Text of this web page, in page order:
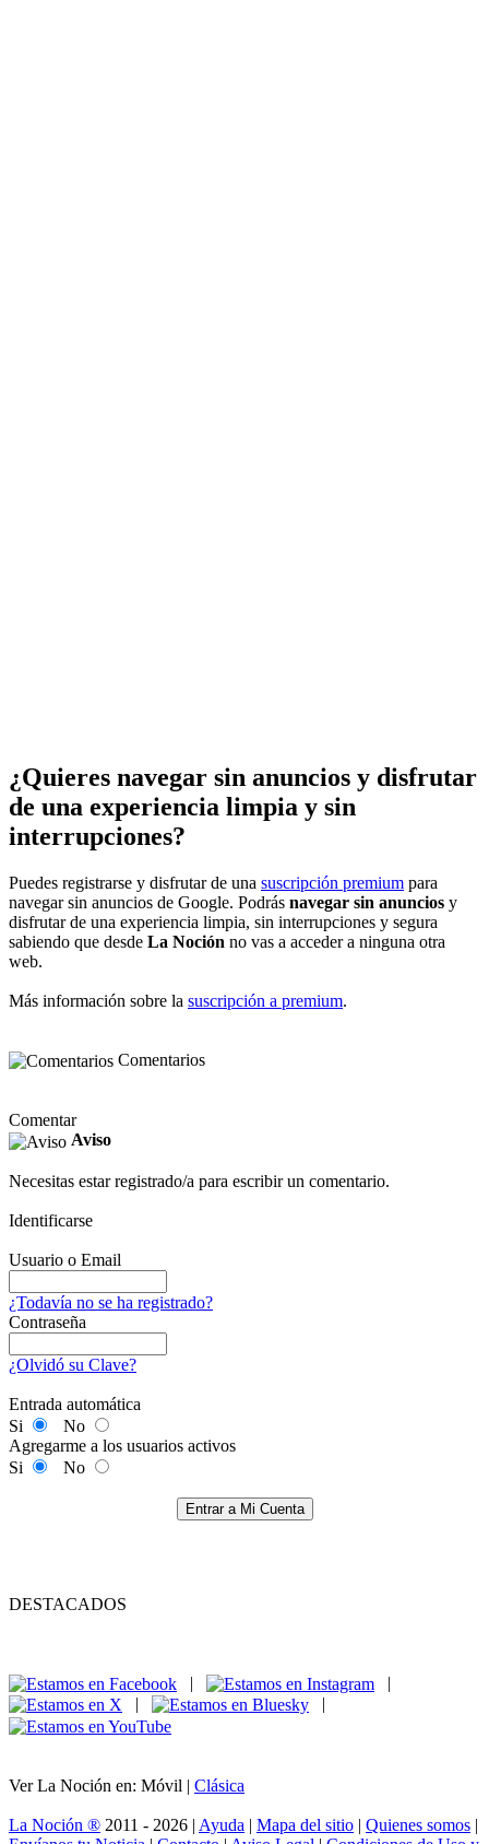
¿Quieres navegar sin anuncios y disfrutar
de una experiencia limpia y sin
interrupciones?
Puedes registrarse y disfrutar de una suscripción premium para
navegar sin anuncios de Google. Podrás navegar sin anuncios y
disfrutar de una experiencia limpia, sin interrupciones y segura
sabiendo que desde La Noción no vas a acceder a ninguna otra
web.
Más información sobre la suscripción a premium.
Comentarios
Comentar
Aviso
Necesitas estar registrado/a para escribir un comentario.
Identificarse
Usuario o Email
¿Todavía no se ha registrado?
Contraseña
¿Olvidó su Clave?
Entrada automática
Si
No
Agregarme a los usuarios activos
Si
No
Entrar a Mi Cuenta
DESTACADOS
|
|
|
|
Ver La Noción en: Móvil | Clásica
La Noción ® 2011 - 2026 | Ayuda | Mapa del sitio | Quienes somos |